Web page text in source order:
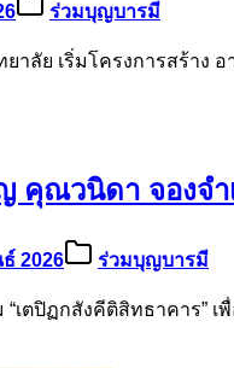
ร่วมบุญบารมี
ลัย เริ่มโครงการสร้าง
ณวนิดา จองจำ
2026 ร่วมบุญบารมี
เตปิฏกสังคีติสิทธาคาร”